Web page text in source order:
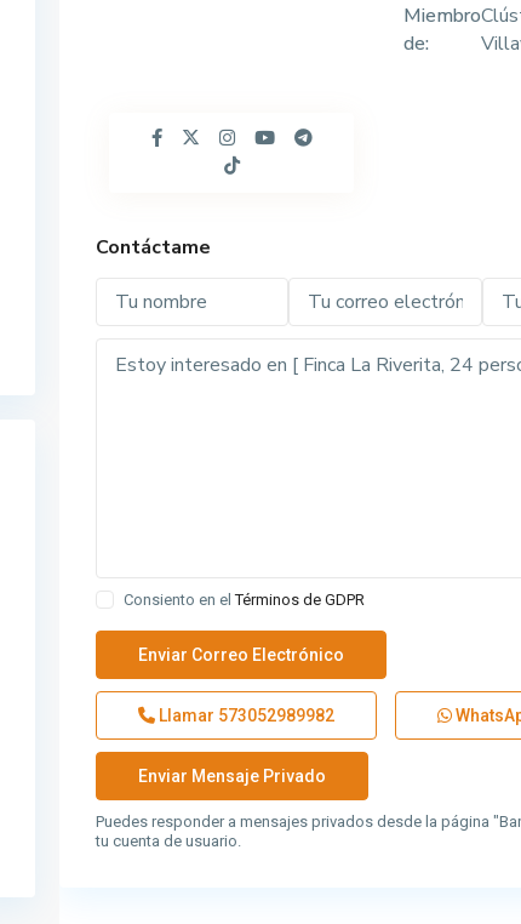
Miembro
de:
Contáctame
Consiento en elTérminos de GDPR
Llamar 573052989982
Puedes responder a mensajes privados desde la página
tu cuenta de usuario.